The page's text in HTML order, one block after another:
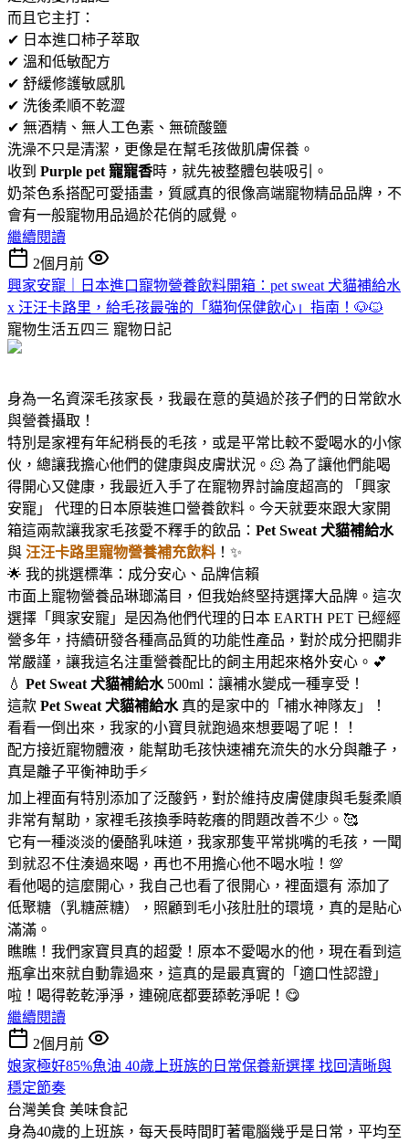
而且它主打：
✔ 日本進口柿子萃取
✔ 溫和低敏配方
✔ 舒緩修護敏感肌
✔ 洗後柔順不乾澀
✔ 無酒精、無人工色素、無硫酸鹽
洗澡不只是清潔，更像是在幫毛孩做肌膚保養。
收到 Purple pet 寵寵香時，就先被整體包裝吸引。
奶茶色系搭配可愛插畫，質感真的很像高端寵物精品品牌，不
會有一般寵物用品過於花俏的感覺。
繼續閱讀
2個月前
興家安寵｜日本進口寵物營養飲料開箱：pet sweat 犬貓補給水
x 汪汪卡路里，給毛孩最強的「貓狗保健飲心」指南！🐶🐱
寵物生活五四三 寵物日記
身為一名資深毛孩家長，我最在意的莫過於孩子們的日常飲水
與營養攝取！
特別是家裡有年紀稍長的毛孩，或是平常比較不愛喝水的小傢
伙，總讓我擔心他們的健康與皮膚狀況。🫠 為了讓他們能喝
得開心又健康，我最近入手了在寵物界討論度超高的 「興家
安寵」 代理的日本原裝進口營養飲料。今天就要來跟大家開
箱這兩款讓我家毛孩愛不釋手的飲品： Pet Sweat 犬貓補給水
與 汪汪卡路里寵物營養補充飲料 ！✨
🌟 我的挑選標準：成分安心、品牌信賴
市面上寵物營養品琳瑯滿目，但我始終堅持選擇大品牌。這次
選擇「興家安寵」是因為他們代理的日本 EARTH PET 已經經
營多年，持續研發各種高品質的功能性產品，對於成分把關非
常嚴謹，讓我這名注重營養配比的飼主用起來格外安心。💕
💧 Pet Sweat 犬貓補給水500ml：讓補水變成一種享受！
這款 Pet Sweat 犬貓補給水 真的是家中的「補水神隊友」！
看看一倒出來，我家的小寶貝就跑過來想要喝了呢！！
配方接近寵物體液，能幫助毛孩快速補充流失的水分與離子，
真是離子平衡神助手⚡
加上裡面有特別添加了泛酸鈣，對於維持皮膚健康與毛髮柔順
非常有幫助，家裡毛孩換季時乾癢的問題改善不少。🥰
它有一種淡淡的優酪乳味道，我家那隻平常挑嘴的毛孩，一聞
到就忍不住湊過來喝，再也不用擔心他不喝水啦！💯
看他喝的這麼開心，我自己也看了很開心，裡面還有 添加了
低聚糖（乳糖蔗糖），照顧到毛小孩肚肚的環境，真的是貼心
滿滿。
瞧瞧！我們家寶貝真的超愛！原本不愛喝水的他，現在看到這
瓶拿出來就自動靠過來，這真的是最真實的「適口性認證」
啦！喝得乾乾淨淨，連碗底都要舔乾淨呢！😋
繼續閱讀
2個月前
娘家極好85%魚油 40歲上班族的日常保養新選擇 找回清晰與
穩定節奏
台灣美食 美味食記
身為40歲的上班族，每天長時間盯著電腦幾乎是日常，平均至